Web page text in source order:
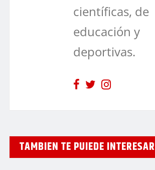
científicas, de
educación y
deportivas.
TAMBIEN TE PUIEDE INTERESAR